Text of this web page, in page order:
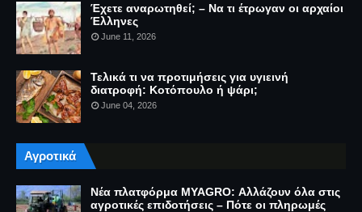
Έχετε αναρωτηθεί; – Να τι έτρωγαν οι αρχαίοι
Έλληνες
June 11, 2026
Τελικά τι να προτιμήσεις για υγιεινή
διατροφή: Κοτόπουλο ή ψάρι;
June 04, 2026
Αγροτικά
Νέα πλατφόρμα MYAGRO: Αλλάζουν όλα στις
αγροτικές επιδοτήσεις – Πότε οι πληρωμές